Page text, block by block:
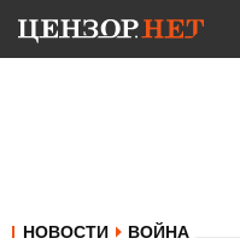
НОВОСТИ ВОЙНА